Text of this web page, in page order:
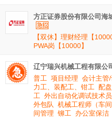
方正证券股份有限公司海
【双休】理财经理【
PWA岗【10000】
辽宁瑞兴机械工程有限公
普工 项目经理 会计主管/
力工、装配工、钳工 配
工 外出自动化调试技术员
外包队 机械工程师（车间
间管理 铆工 办公室保洁